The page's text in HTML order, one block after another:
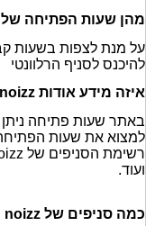
מהן שעות הפתיחה של noizz?
להיכנס לסניף הרלוונטי
איזה מידע אודות noizz אוכל למצוא באתר שעות פתיחה?
ועוד.
כמה סניפים של noizz נמצאים כרגע באתר שעות פתיחה?